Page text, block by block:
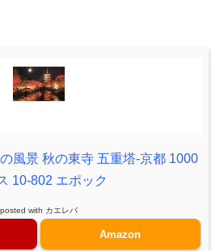
風景 秋の東寺 五重塔-京都 1000
10-802 エポック
posted with カエレバ
Amazon